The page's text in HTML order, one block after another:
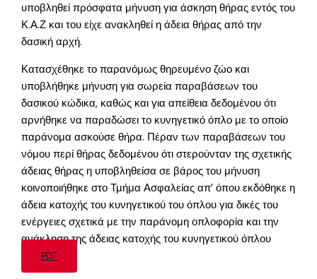
υποβληθεί πρόσφατα μήνυση για άσκηση θήρας εντός του
Κ.Α.Ζ και του είχε ανακληθεί η άδεια θήρας από την
δασική αρχή.
Κατασχέθηκε το παρανόμως θηρευμένο ζώο και
υποβλήθηκε μήνυση για σωρεία παραβάσεων του
δασικού κώδικα, καθώς και για απείθεια δεδομένου ότι
αρνήθηκε να παραδώσει το κυνηγετικό όπλο με το οποίο
παράνομα ασκούσε θήρα. Πέραν των παραβάσεων του
νόμου περί θήρας δεδομένου ότι στερούνταν της σχετικής
άδειας θήρας η υποβληθείσα σε βάρος του μήνυση
κοινοποιήθηκε στο Τμήμα Ασφαλείας απ’ όπου εκδόθηκε η
άδεια κατοχής του κυνηγετικού του όπλου για δικές του
ενέργειες σχετικά με την παράνομη οπλοφορία και την
ανάκληση της άδειας κατοχής του κυνηγετικού όπλου
PDF